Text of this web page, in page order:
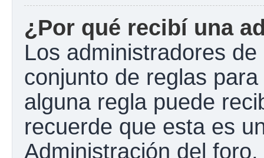
¿Por qué recibí una
Los administradores
conjunto de reglas
alguna regla puede
recuerde que esta es
Administración del